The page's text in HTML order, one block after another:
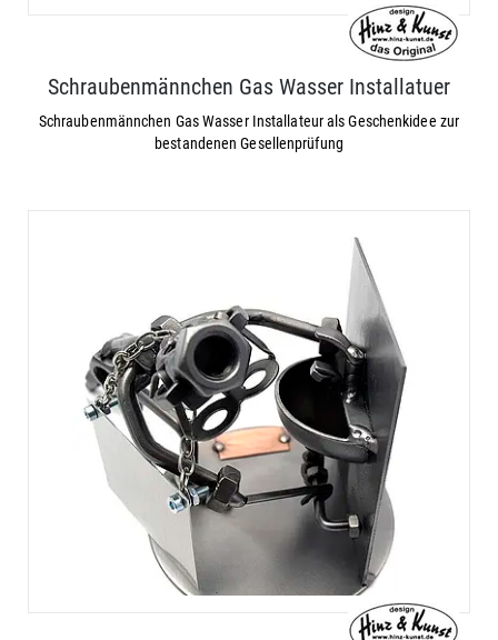
Schraubenmännchen Gas Wasser Installatuer
Schraubenmännchen Gas Wasser Installateur als Geschenkidee zur
bestandenen Gesellenprüfung